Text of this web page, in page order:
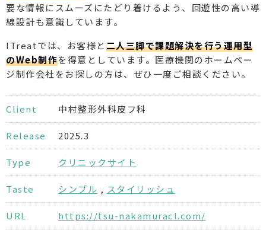
要な情報にスムーズにたどり着けるよう、回遊性の高い導
線設計も意識しています。
ITreatでは、お客様と二人三脚で課題解決を行う運用型
のWeb制作を得意としています。医療機関のホームペー
ジ制作会社をお探しの方は、ぜひ一度ご相談ください。
Client 中村整形外科皮フ科
Release 2025.3
Type クリニックサイト
Taste シンプル , スタイリッシュ
URL https://tsu-nakamuracl.com/